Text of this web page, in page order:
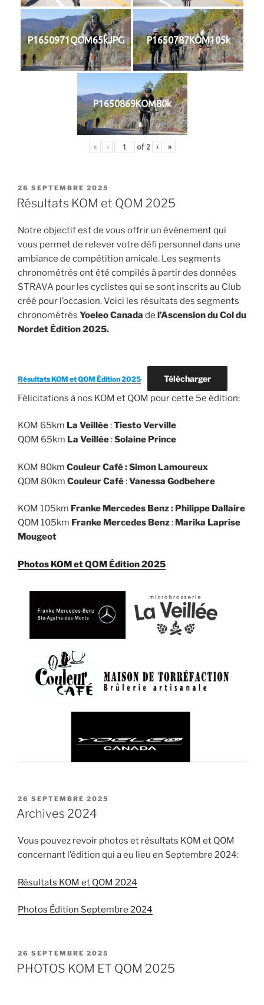
P1650971QOM65kJPG P1650787KOM105k
P1650869KOM80k
« ‹ of 2 › »
PUBLIÉ
LE
26 SEPTEMBRE 2025
Résultats KOM et QOM 2025
Notre objectif est de vous offrir un événement qui
vous permet de relever votre défi personnel dans une
ambiance de compétition amicale. Les segments
chronométrés ont été compilés à partir des données
STRAVA pour les cyclistes qui se sont inscrits au Club
créé pour l’occasion. Voici les résultats des segments
chronométrés Yoeleo Canada de l’Ascension du Col du
Nordet Édition 2025.
Résultats KOM et QOM Édition 2025 Télécharger
Félicitations à nos KOM et QOM pour cette 5e édition:
KOM 65km La Veillée:Tiesto Verville
QOM 65km La Veillée:Solaine Prince
KOM 80km Couleur Café :Simon Lamoureux
QOM 80km Couleur Café:Vanessa Godbehere
KOM 105km Franke Mercedes Benz : Philippe Dallaire
QOM 105km Franke Mercedes Benz: Marika Laprise
Mougeot
Photos KOM et QOM Édition 2025
PUBLIÉ
LE
26 SEPTEMBRE 2025
Archives 2024
Vous pouvez revoir photos et résultats KOM et QOM
concernant l’édition qui a eu lieu en Septembre 2024:
Résultats KOM et QOM 2024
Photos Édition Septembre 2024
PUBLIÉ
LE
26 SEPTEMBRE 2025
PHOTOS KOM ET QOM 2025